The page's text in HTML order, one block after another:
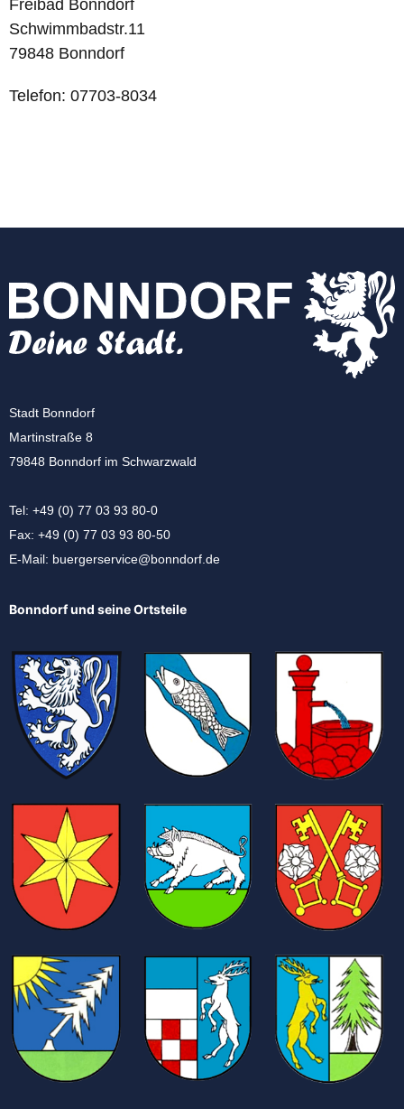
Freibad Bonndorf
Schwimmbadstr.11
79848 Bonndorf
Telefon: 07703-8034
Stadt Bonndorf
Martinstraße 8
79848 Bonndorf im Schwarzwald
Tel: +49 (0) 77 03 93 80-0
Fax: +49 (0) 77 03 93 80-50
E-Mail: buergerservice@bonndorf.de
Bonndorf und seine Ortsteile